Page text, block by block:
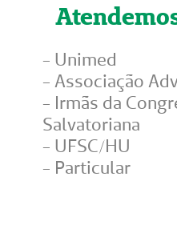
- Unimed
- Associação
- Irmãs da
Salvatoriana
- UFSC/HU
- Particular